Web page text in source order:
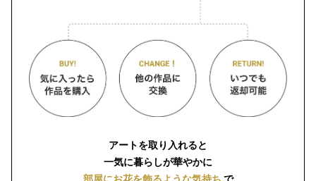
アートを取り入れると
一気に暮らしが華やかに